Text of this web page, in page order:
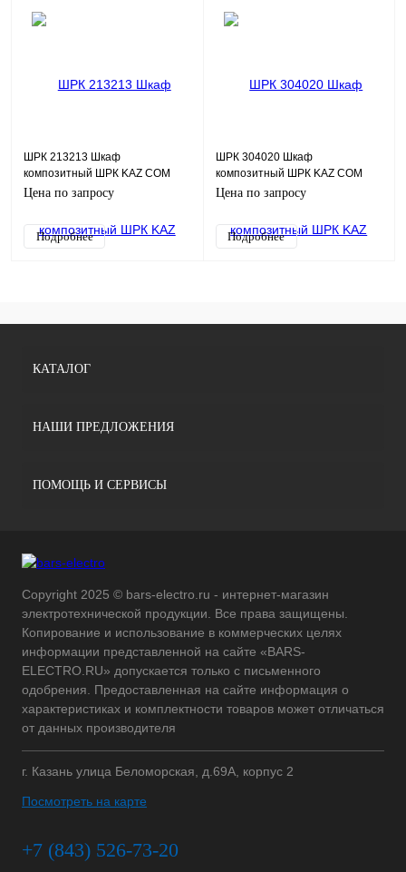
ШРК 213213 Шкаф
композитный ШРК KAZ COM
(пластик), IP65, 210х320х130
Цена по запросу
Подробнее
ШРК 304020 Шкаф
композитный ШРК KAZ COM
(пластик), IP65, 300х400х200
Цена по запросу
Подробнее
КАТАЛОГ
НАШИ ПРЕДЛОЖЕНИЯ
ПОМОЩЬ И СЕРВИСЫ
Copyright 2025 © bars-electro.ru - интернет-магазин
электротехнической продукции. Все права защищены.
Копирование и использование в коммерческих целях
информации представленной на сайте «BARS-
ELECTRO.RU» допускается только с письменного
одобрения. Предоставленная на сайте информация о
характеристиках и комплектности товаров может отличаться
от данных производителя
г. Казань улица Беломорская, д.69А, корпус 2
Посмотреть на карте
+7 (843) 526-73-20